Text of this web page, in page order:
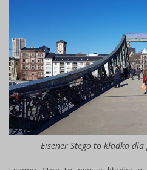
Eisener Stego to kładka